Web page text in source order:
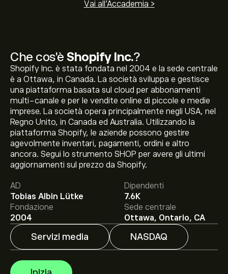
Che cos'è Shopify Inc.?
Shopify Inc. è stata fondata nel 2004 e la sede centrale
è a Ottawa, in Canada. La società sviluppa e gestisce
una piattaforma basata sul cloud per abbonamenti
multi-canale e per le vendite online di piccole e medie
imprese. La società opera principalmente negli USA, nel
Regno Unito, in Canada ed Australia. Utilizzando la
piattaforma Shopify, le aziende possono gestire
agevolmente inventari, pagamenti, ordini e altro
ancora. Segui lo strumento SHOP per avere gli ultimi
aggiornamenti sul prezzo da Shopify.
AD
Tobias Albin Lütke
Dipendenti
7.6K
Fondazione
2004
Sede centrale
Ottawa, Ontario, CA
Servizi media NASDAQ
Vai all'Accademia >
Il prezzo attuale delle azioni SHOP è di 151.57‎$‎.
Il target di prezzo medio per le azioni Shopify Inc. è di
151.57‎$‎.Iscriviti
su eToro per previsioni dettagliate degli
analisti e obiettivi di prezzo.
Gli analisti offrono previsioni per le azioni Shopify Inc.
basate su tendenze di mercato, rapporti finanziari e
crescita prevista. Consulta le previsioni recenti per i